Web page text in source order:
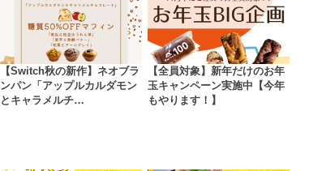
【Switch秋の新作】ネオブラ
ンパン「アップルカルダモン
とキャラメルチ…
【全員対象】新年だけのお年
玉キャンペーン実施中【今年
もやります！】